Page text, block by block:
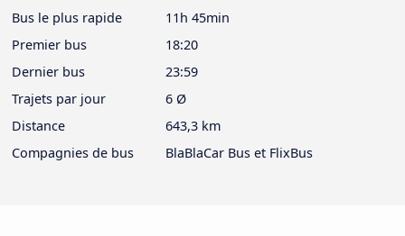
Bus le plus rapide
11h 45min
Premier bus
18:20
Dernier bus
23:59
Trajets par jour
6 Ø
Distance
643,3 km
Compagnies de bus
BlaBlaCar Bus et FlixBus